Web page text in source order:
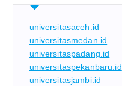
universitasaceh.id
universitasmedan.id
universitaspadang.id
universitaspekanbaru.id
universitasjambi.id